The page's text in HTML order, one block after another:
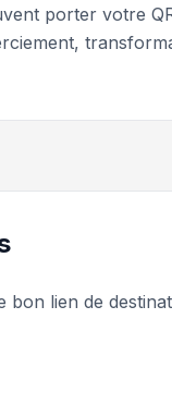
porter votre
bon lien de